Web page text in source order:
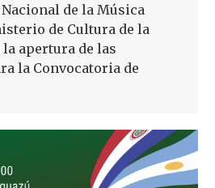
de la Música
de Cultura de la
apertura de las
la Convocatoria de